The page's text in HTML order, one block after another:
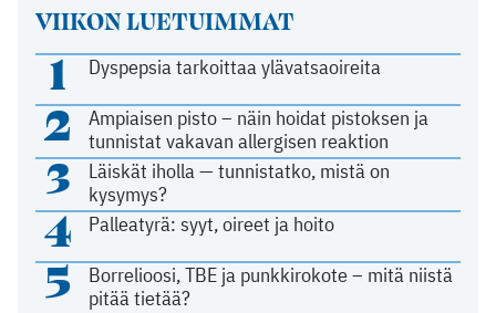
VIIKON LUETUIMMAT
1 Dyspepsia tarkoittaa ylävatsaoireita
2
Ampiaisen pisto – näin hoidat pistoksen ja
tunnistat vakavan allergisen reaktion
3
Läiskät iholla — tunnistatko, mistä on
kysymys?
4 Palleatyrä: syyt, oireet ja hoito
5
Borrelioosi, TBE ja punkkirokote – mitä niistä
pitää tietää?